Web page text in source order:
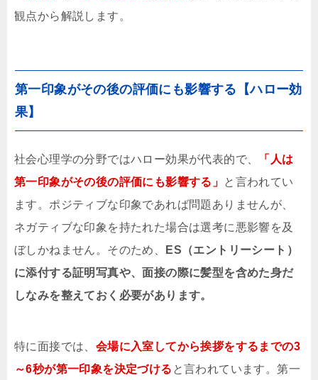
観点から解説します。
第一印象がその後の評価にも影響する【ハロー効
果】
社会心理学の分野ではハロー効果が代表的で、
「人は
第一印象がその後の評価にも影響する」 と言われてい
ます。ポジティブな印象であれば問題ありませんが、
ネガティブな印象を持たれた場合は選考に悪影響を及
ぼしかねません。そのため、
ES（エントリーシート）
に添付する証明写真や、面接の際に髪型を含めた身だ
しなみを整えておく必要があります。
特に面接では、 会場に入室してから挨拶をするまでの3
～6秒が第一印象を決定づける と言われています。第一